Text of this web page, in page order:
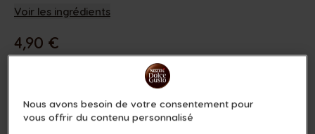
Voir les ingrédients
4,90 €
Nous avons besoin de votre consentement pour
vous offrir du contenu personnalisé